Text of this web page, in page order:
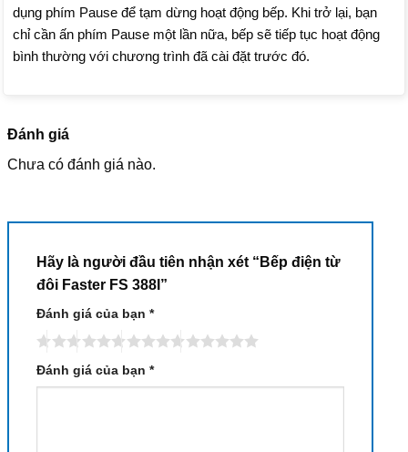
dụng phím Pause để tạm dừng hoạt động bếp. Khi trở lại, bạn
chỉ cần ấn phím Pause một lần nữa, bếp sẽ tiếp tục hoạt động
bình thường với chương trình đã cài đặt trước đó.
Đánh giá
Chưa có đánh giá nào.
Hãy là người đầu tiên nhận xét “Bếp điện từ
đôi Faster FS 388I”
Đánh giá của bạn *
Đánh giá của bạn *